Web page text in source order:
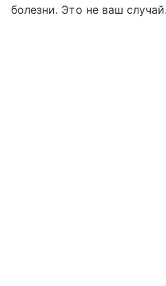
болезни. Это не ваш случай.